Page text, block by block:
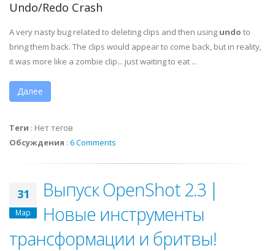
Undo/Redo Crash
A very nasty bug related to deleting clips and then using undo to
bring them back. The clips would appear to come back, but in reality,
it was more like a zombie clip... just waiting to eat ...
Далее
Теги : Нет тегов
Обсуждения : 6 Comments
31
Мар
Выпуск OpenShot 2.3 |
Новые инструменты
трансформации и бритвы!